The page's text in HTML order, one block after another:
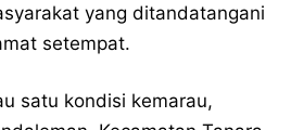
yang ditandatangani
setempat.
satu kondisi kemarau,